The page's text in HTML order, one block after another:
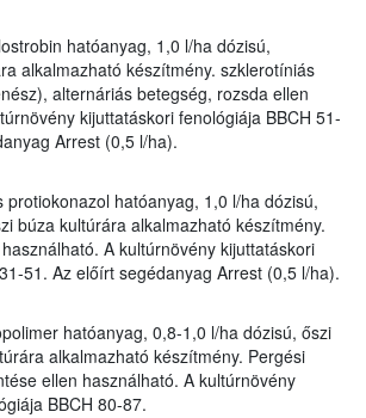
hatóanyag, 1,0 l/ha dózisú,
alkalmazható készítmény. szklerotíniás
alternáriás betegség, rozsda ellen
kijuttatáskori fenológiája BBCH 51-
Arrest (0,5 l/ha).
protiokonazol hatóanyag, 1,0 l/ha dózisú,
búza kultúrára alkalmazható készítmény.
A kultúrnövény kijuttatáskori
51. Az előírt segédanyag Arrest (0,5 l/ha).
hatóanyag, 0,8-1,0 l/ha dózisú, őszi
alkalmazható készítmény. Pergési
ellen használható. A kultúrnövény
BBCH 80-87.